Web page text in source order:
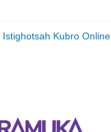
Kubro Online